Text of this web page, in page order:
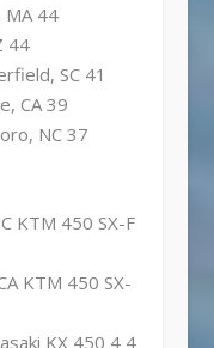
MA 44
44
SC 41
CA 39
NC 37
KTM 450 SX-F
KTM 450 SX-
KX 450 4 4